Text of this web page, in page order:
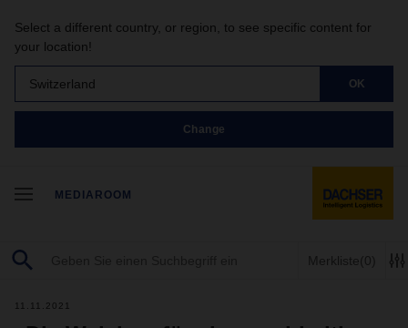
Select a different country, or region, to see specific content for
your location!
Switzerland OK
Change
MEDIAROOM
Merkliste(0)
11.11.2021